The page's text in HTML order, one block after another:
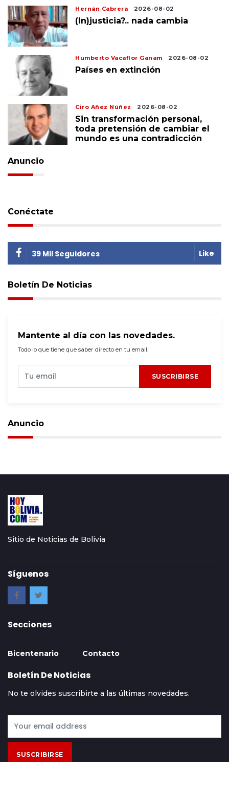
Hernán Cabrera 2026-08-02
(In)justicia?.. nada cambia
Humberto Vacaflor Ganam 2026-08-02
Países en extinción
Ciro Añez Núñez 2026-08-02
Sin transformación personal,
toda pretensión de cambiar el
mundo es una contradicción
Anuncio
Conéctate
39 Mil Seguidores Like
Boletín De Noticias
Mantente al día con las novedades.
Todo lo que tiene que saber directo en tu email.
SUSCRIBIRSE
Anuncio
Sitio de Noticias de Bolivia
Síguenos
Secciones
Bicentenario Contacto
Boletín De Noticias
No te olvides suscribirte a las últimas novedades.
SUSCRIBIRSE